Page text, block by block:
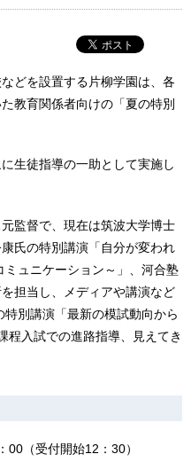
どを設置する片柳学園は、各
教育関係者向けの「夏の特別
生徒指導の一助として実施し
監督で、現在は筑波大学博士
氏の特別講演「自分が変われ
ュニケーション～」、河合塾
担当し、メディアや講演など
別講演「最新の模試動向から
程入試での進路指導、見えてき
（受付開始12：30）